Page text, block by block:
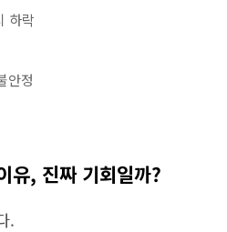
하락
안정
유, 진짜 기회일까?
.